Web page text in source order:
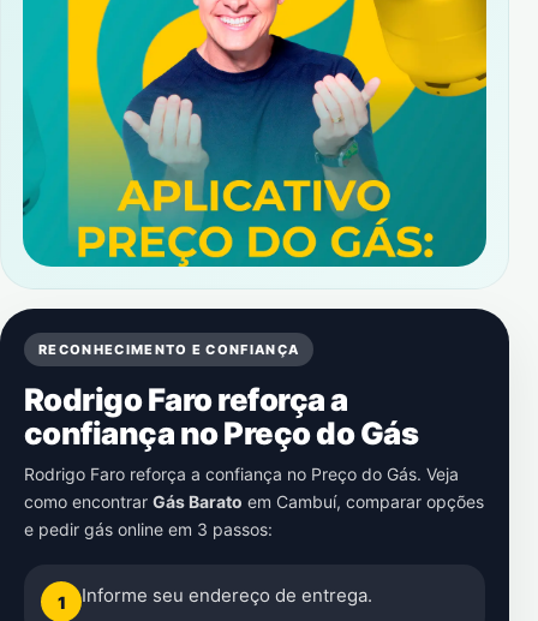
RECONHECIMENTO E CONFIANÇA
Rodrigo Faro reforça a
confiança no Preço do Gás
Rodrigo Faro reforça a confiança no Preço do Gás. Veja
como encontrar Gás Barato em Cambuí, comparar opções
e pedir gás online em 3 passos:
1 Informe seu endereço de entrega.